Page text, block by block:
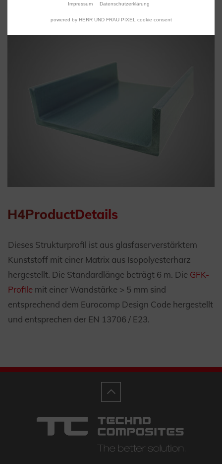
H4ProductDetails
Dieses Strukturprofil ist aus glasfaserverstärktem
Kunststoff mit einer Matrix aus Isopolyesterharz
hergestellt. Die Standardlänge beträgt 6 m. Die GFK-
Profile mit einer Wandstärke > 5 mm sind
entsprechend dem Eurocomp Design Code hergestellt
und entsprechen der EN 13706 / E23.
Impressum Datenschutzerklärung
powered by HERR UND FRAU PIXEL cookie consent